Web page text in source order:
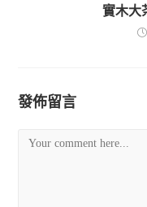
實木大
發佈留言